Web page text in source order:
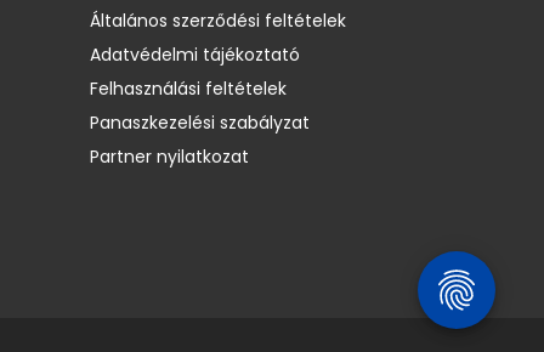
Általános szerződési feltételek
Adatvédelmi tájékoztató
Felhasználási feltételek
Panaszkezelési szabályzat
Partner nyilatkozat